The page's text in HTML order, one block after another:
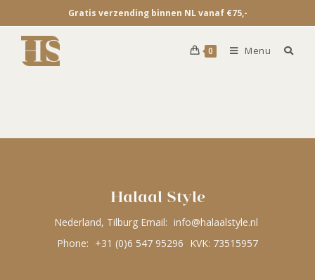
Gratis verzending binnen NL vanaf €75,-
0 Menu
Halaal Style
Nederland, Tilburg Email: info@halaalstyle.nl
Phone: +31 (0)6 547 95296 KVK: 73515957